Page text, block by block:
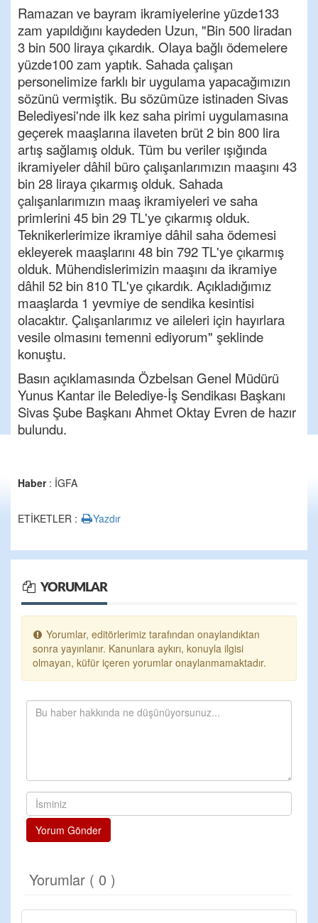
Ramazan ve bayram ikramiyelerine yüzde133
zam yapıldığını kaydeden Uzun, "Bin 500 liradan
3 bin 500 liraya çıkardık. Olaya bağlı ödemelere
yüzde100 zam yaptık. Sahada çalışan
personelimize farklı bir uygulama yapacağımızın
sözünü vermiştik. Bu sözümüze istinaden Sivas
Belediyesi'nde ilk kez saha pirimi uygulamasına
geçerek maaşlarına ilaveten brüt 2 bin 800 lira
artış sağlamış olduk. Tüm bu veriler ışığında
ikramiyeler dâhil büro çalışanlarımızın maaşını 43
bin 28 liraya çıkarmış olduk. Sahada
çalışanlarımızın maaş ikramiyeleri ve saha
primlerini 45 bin 29 TL'ye çıkarmış olduk.
Teknikerlerimize ikramiye dâhil saha ödemesi
ekleyerek maaşlarını 48 bin 792 TL'ye çıkarmış
olduk. Mühendislerimizin maaşını da ikramiye
dâhil 52 bin 810 TL'ye çıkardık. Açıkladığımız
maaşlarda 1 yevmiye de sendika kesintisi
olacaktır. Çalışanlarımız ve aileleri için hayırlara
vesile olmasını temenni ediyorum" şeklinde
konuştu.
Basın açıklamasında Özbelsan Genel Müdürü
Yunus Kantar ile Belediye-İş Sendikası Başkanı
Sivas Şube Başkanı Ahmet Oktay Evren de hazır
bulundu.
Haber: İGFA
ETİKETLER : Yazdır
YORUMLAR
Yorumlar, editörlerimiz tarafından onaylandıktan
sonra yayınlanır. Kanunlara aykırı, konuyla ilgisi
olmayan, küfür içeren yorumlar onaylanmamaktadır.
Yorum Gönder
Yorumlar ( 0 )